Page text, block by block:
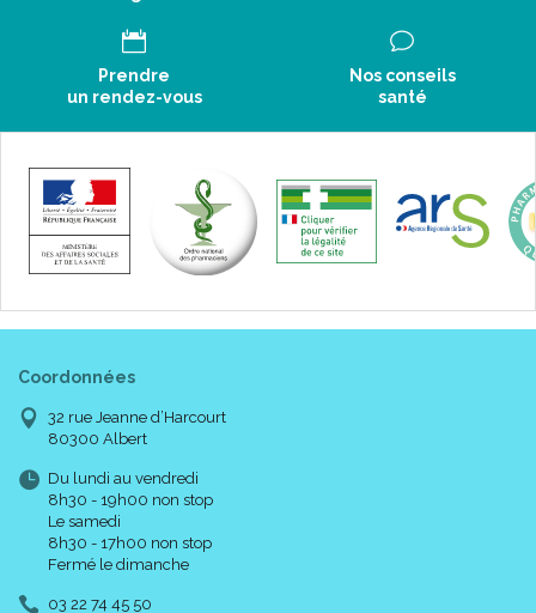
Prendre
un rendez-vous
Nos conseils
santé
Coordonnées
32 rue Jeanne d’Harcourt
80300 Albert
Du lundi au vendredi
8h30 - 19h00 non stop
Le samedi
8h30 - 17h00 non stop
Fermé le dimanche
03 22 74 45 50